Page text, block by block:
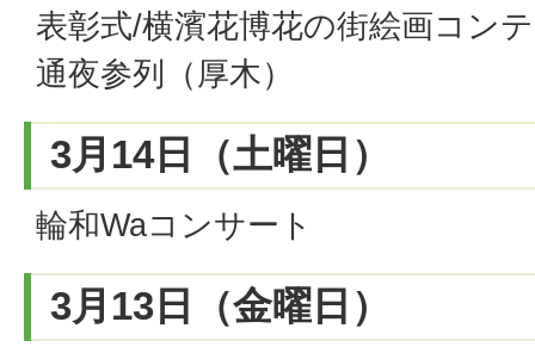
表彰式/横濱花博花の街絵画コン
通夜参列（厚木）
3月14日（土曜日）
輪和Waコンサート
3月13日（金曜日）